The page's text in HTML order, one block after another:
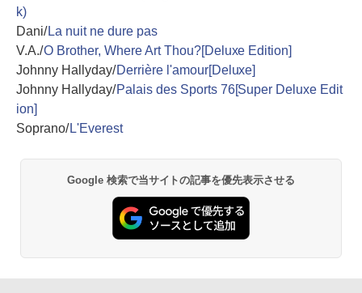
k)
Dani/La nuit ne dure pas
V.A./O Brother, Where Art Thou?[Deluxe Edition]
Johnny Hallyday/Derrière l'amour[Deluxe]
Johnny Hallyday/Palais des Sports 76[Super Deluxe Edit
ion]
Soprano/L'Everest
Google 検索で当サイトの記事を優先表示させる